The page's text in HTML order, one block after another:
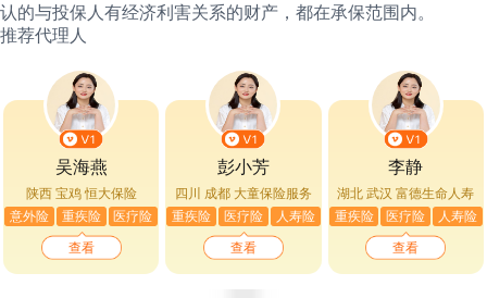
认的与投保人有经济利害关系的财产，都在承保范围内。
推荐代理人
吴海燕
陕西 宝鸡恒大保险
意外险
重疾险 医疗险
查看
彭小芳
四川 成都 大童保险服务
重疾险
医疗险 人寿险
查看
李静
湖北 武汉富德生命人寿
重疾险
医疗险 人寿险
查看